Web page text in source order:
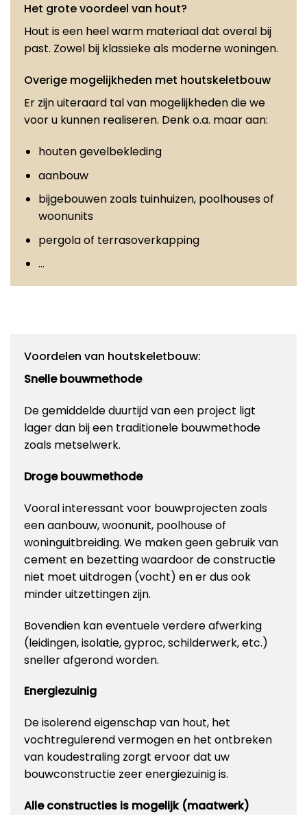
Het grote voordeel van hout?
Hout is een heel warm materiaal dat overal bij
past. Zowel bij klassieke als moderne woningen.
Overige mogelijkheden met houtskeletbouw
Er zijn uiteraard tal van mogelijkheden die we
voor u kunnen realiseren. Denk o.a. maar aan:
houten gevelbekleding
aanbouw
bijgebouwen zoals tuinhuizen, poolhouses of
woonunits
pergola of terrasoverkapping
…
Voordelen van houtskeletbouw:
Snelle bouwmethode
De gemiddelde duurtijd van een project ligt
lager dan bij een traditionele bouwmethode
zoals metselwerk.
Droge bouwmethode
Vooral interessant voor bouwprojecten zoals
een aanbouw, woonunit, poolhouse of
woninguitbreiding. We maken geen gebruik van
cement en bezetting waardoor de constructie
niet moet uitdrogen (vocht) en er dus ook
minder uitzettingen zijn.
Bovendien kan eventuele verdere afwerking
(leidingen, isolatie, gyproc, schilderwerk, etc.)
sneller afgerond worden.
Energiezuinig
De isolerend eigenschap van hout, het
vochtregulerend vermogen en het ontbreken
van koudestraling zorgt ervoor dat uw
bouwconstructie zeer energiezuinig is.
Alle constructies is mogelijk (maatwerk)